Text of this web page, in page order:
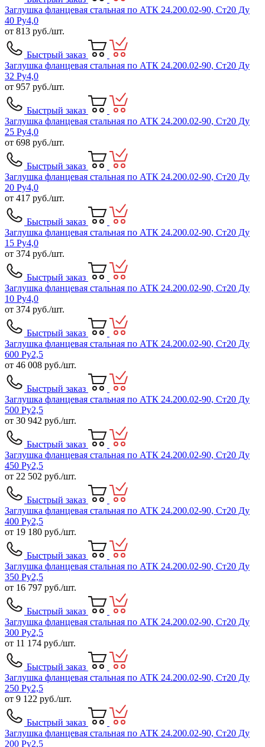
Заглушка фланцевая стальная по АТК 24.200.02-90, Ст20 Ду
40 Ру4,0
от 813 руб./шт.
Быстрый заказ
Заглушка фланцевая стальная по АТК 24.200.02-90, Ст20 Ду
32 Ру4,0
от 957 руб./шт.
Быстрый заказ
Заглушка фланцевая стальная по АТК 24.200.02-90, Ст20 Ду
25 Ру4,0
от 698 руб./шт.
Быстрый заказ
Заглушка фланцевая стальная по АТК 24.200.02-90, Ст20 Ду
20 Ру4,0
от 417 руб./шт.
Быстрый заказ
Заглушка фланцевая стальная по АТК 24.200.02-90, Ст20 Ду
15 Ру4,0
от 374 руб./шт.
Быстрый заказ
Заглушка фланцевая стальная по АТК 24.200.02-90, Ст20 Ду
10 Ру4,0
от 374 руб./шт.
Быстрый заказ
Заглушка фланцевая стальная по АТК 24.200.02-90, Ст20 Ду
600 Ру2,5
от 46 008 руб./шт.
Быстрый заказ
Заглушка фланцевая стальная по АТК 24.200.02-90, Ст20 Ду
500 Ру2,5
от 30 942 руб./шт.
Быстрый заказ
Заглушка фланцевая стальная по АТК 24.200.02-90, Ст20 Ду
450 Ру2,5
от 22 502 руб./шт.
Быстрый заказ
Заглушка фланцевая стальная по АТК 24.200.02-90, Ст20 Ду
400 Ру2,5
от 19 180 руб./шт.
Быстрый заказ
Заглушка фланцевая стальная по АТК 24.200.02-90, Ст20 Ду
350 Ру2,5
от 16 797 руб./шт.
Быстрый заказ
Заглушка фланцевая стальная по АТК 24.200.02-90, Ст20 Ду
300 Ру2,5
от 11 174 руб./шт.
Быстрый заказ
Заглушка фланцевая стальная по АТК 24.200.02-90, Ст20 Ду
250 Ру2,5
от 9 122 руб./шт.
Быстрый заказ
Заглушка фланцевая стальная по АТК 24.200.02-90, Ст20 Ду
200 Ру2,5